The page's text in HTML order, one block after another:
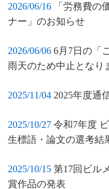
2026/06/16
「労務費の
ナー」のお知らせ
2026/06/06 6月7日の「
雨天のため中止となり
2025/11/04 2025年度通
2025/10/27 令和7年度
生標語・論文の選考結
2025/10/15 第17回ビル
賞作品の発表